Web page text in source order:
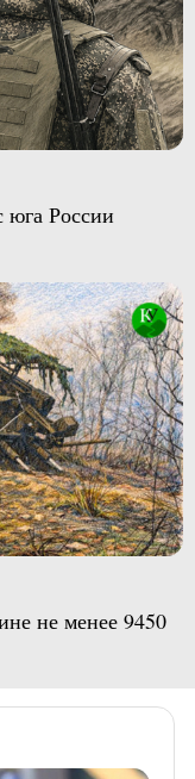
юга России
не менее 9450